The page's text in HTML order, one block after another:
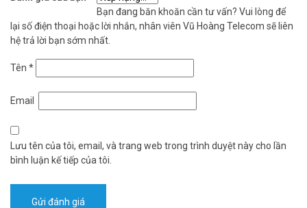
Bạn đang băn khoăn cần tư vấn? Vui lòng để
lại số điện thoại hoặc lời nhắn, nhân viên Vũ Hoàng Telecom sẽ liên
hệ trả lời bạn sớm nhất.
Tên *
Email
Lưu tên của tôi, email, và trang web trong trình duyệt này cho lần
bình luận kế tiếp của tôi.